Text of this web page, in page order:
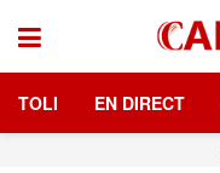
TOLI EN DIRECT